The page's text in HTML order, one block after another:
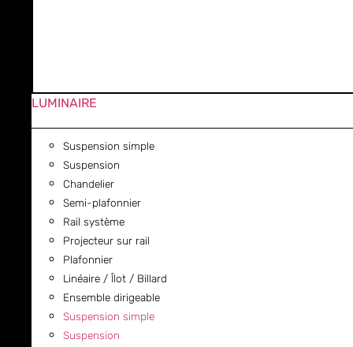
LUMINAIRE
Suspension simple
Suspension
Chandelier
Semi-plafonnier
Rail système
Projecteur sur rail
Plafonnier
Linéaire / Îlot / Billard
Ensemble dirigeable
Suspension simple
Suspension